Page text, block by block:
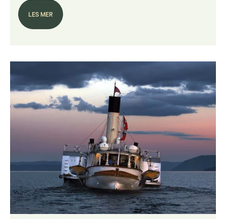
LES MER